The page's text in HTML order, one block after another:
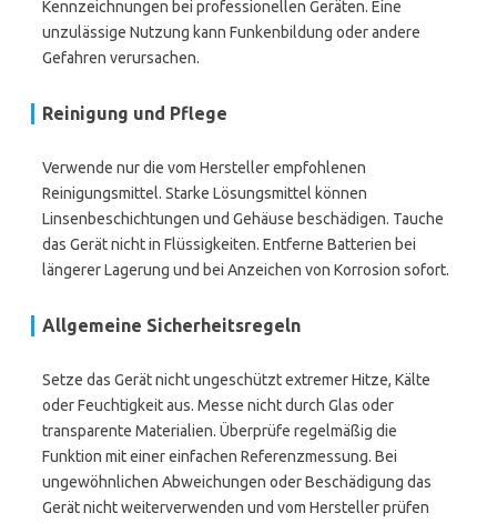
Kennzeichnungen bei professionellen Geräten. Eine
unzulässige Nutzung kann Funkenbildung oder andere
Gefahren verursachen.
Reinigung und Pflege
Verwende nur die vom Hersteller empfohlenen
Reinigungsmittel. Starke Lösungsmittel können
Linsenbeschichtungen und Gehäuse beschädigen. Tauche
das Gerät nicht in Flüssigkeiten. Entferne Batterien bei
längerer Lagerung und bei Anzeichen von Korrosion sofort.
Allgemeine Sicherheitsregeln
Setze das Gerät nicht ungeschützt extremer Hitze, Kälte
oder Feuchtigkeit aus. Messe nicht durch Glas oder
transparente Materialien. Überprüfe regelmäßig die
Funktion mit einer einfachen Referenzmessung. Bei
ungewöhnlichen Abweichungen oder Beschädigung das
Gerät nicht weiterverwenden und vom Hersteller prüfen